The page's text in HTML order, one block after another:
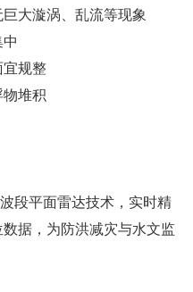
大漩涡、乱流等现象
宜规整
堆积
段平面雷达技术，实时精
据，为防洪减灾与水文监